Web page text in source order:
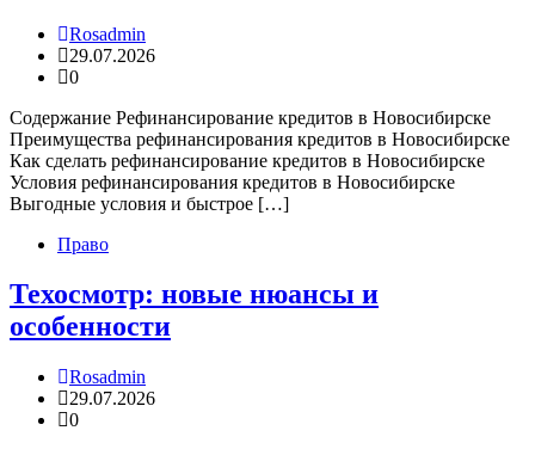
Rosadmin
29.07.2026
0
Содержание Рефинансирование кредитов в Новосибирске
Преимущества рефинансирования кредитов в Новосибирске
Как сделать рефинансирование кредитов в Новосибирске
Условия рефинансирования кредитов в Новосибирске
Выгодные условия и быстрое […]
Право
Техосмотр: новые нюансы и
особенности
Rosadmin
29.07.2026
0